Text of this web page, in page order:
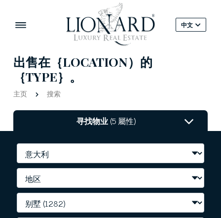
中文
出售在｛LOCATION）的
｛TYPE｝。
主页 搜索
寻找物业(5 屬性)